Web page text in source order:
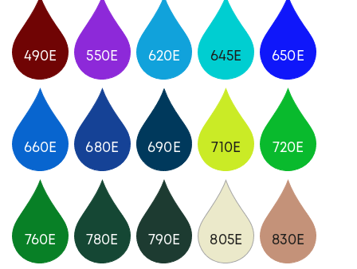
490E 550E 620E 645E 650E
660E 680E 690E 710E 720E
760E 780E 790E 805E 830E